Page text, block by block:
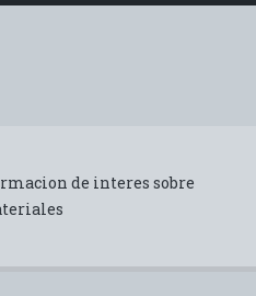
de interes sobre